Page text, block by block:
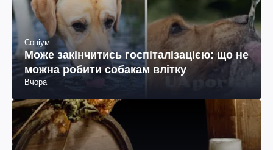
Соціум
Може закінчитись госпіталізацією: що не
можна робити собакам влітку
Вчора